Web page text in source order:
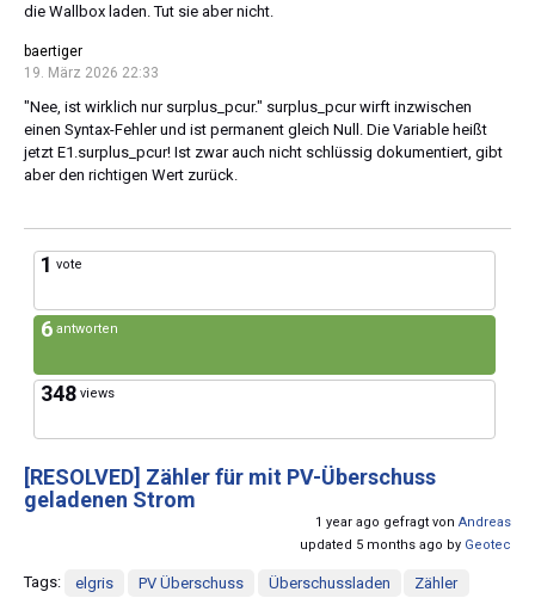
die Wallbox laden. Tut sie aber nicht.
baertiger
19. März 2026 22:33
"Nee, ist wirklich nur surplus_pcur." surplus_pcur wirft inzwischen
einen Syntax-Fehler und ist permanent gleich Null. Die Variable heißt
jetzt E1.surplus_pcur! Ist zwar auch nicht schlüssig dokumentiert, gibt
aber den richtigen Wert zurück.
1 vote
6 antworten
348 views
[RESOLVED] Zähler für mit PV-Überschuss
geladenen Strom
1 year ago gefragt von Andreas
updated 5 months ago by Geotec
Tags: elgris PV Überschuss Überschussladen
Zähler